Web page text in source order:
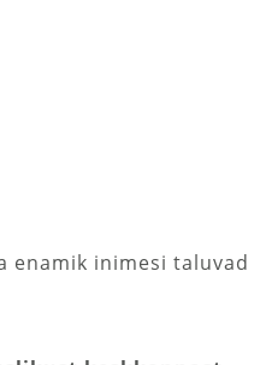
enamik inimesi taluvad